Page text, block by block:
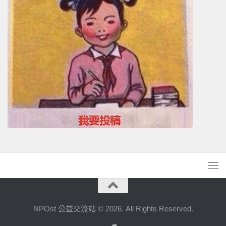
NPOst 公益交流站 © 2026. All Rights Reserved.